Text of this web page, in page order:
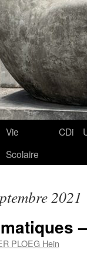
Vie
Scolaire
CDi
2021
PLOEG Hein